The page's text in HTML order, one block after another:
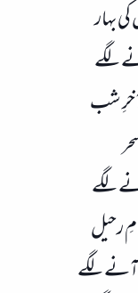
بہار
لگے​
شب
لگے
رحیل
آنے لگے​